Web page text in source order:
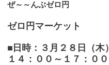
ぜ～～んぶゼロ円
ゼロ円マーケット
■ 日時：３月２８日（木）
１４：００～１７：００